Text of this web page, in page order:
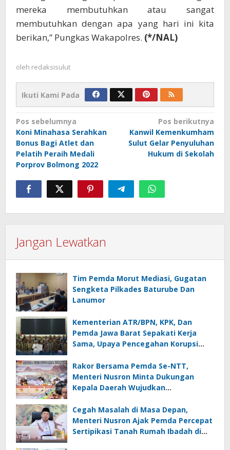
mereka membutuhkan atau sangat
membutuhkan dengan apa yang hari ini kita
berikan,” Pungkas Wakapolres. (*/NAL)
oleh redaksisulut
Ikuti Kami Pada
Navigasi
pos
Pos sebelumnya
Koni Minahasa Serahkan
Bonus Bagi Atlet dan
Pelatih Peraih Medali
Porprov Bolmong 2022
Pos berikutnya
Kanwil Kemenkumham
Sulut Gelar Penyuluhan
Hukum di Sekolah
Jangan Lewatkan
Tim Pemda Morut Mediasi, Gugatan
Sengketa Pilkades Baturube Dan
Lanumor
Kementerian ATR/BPN, KPK, Dan
Pemda Jawa Barat Sepakati Kerja
Sama, Upaya Pencegahan Korupsi
Rakor Bersama Pemda Se-NTT,
Menteri Nusron Minta Dukungan
Kepala Daerah Wujudkan
Cegah Masalah di Masa Depan,
Menteri Nusron Ajak Pemda Percepat
Sertipikasi Tanah Rumah Ibadah di